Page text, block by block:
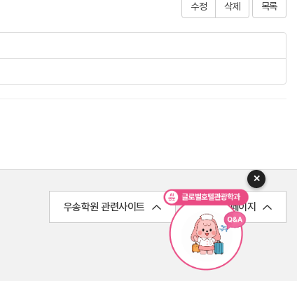
수정 삭제 목록
우송학원 관련사이트 학과 홈페이지
✕